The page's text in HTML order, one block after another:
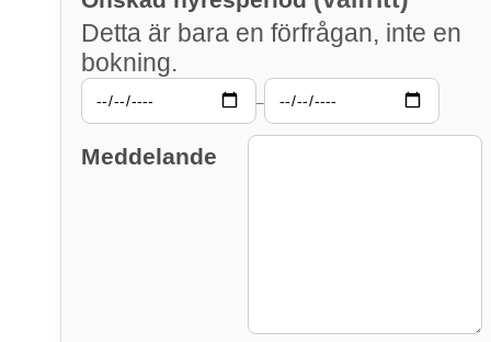
Detta är bara en förfrågan, inte en
bokning.
–
Meddelande